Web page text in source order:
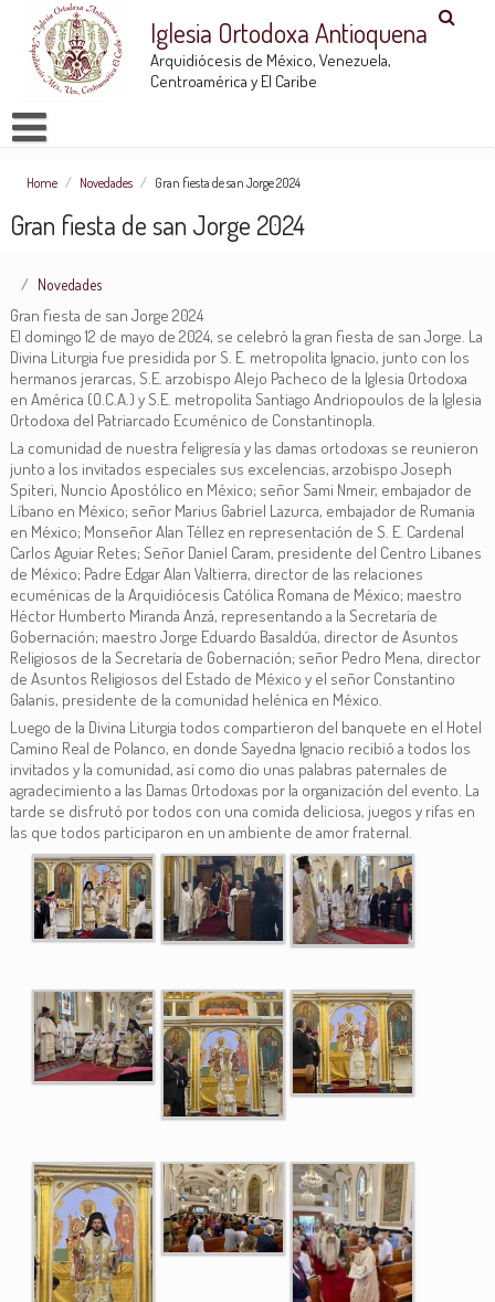
Iglesia Ortodoxa Antioquena
Arquidiócesis de México, Venezuela,
Centroamérica y El Caribe
Home / Novedades / Gran fiesta de san Jorge 2024
Gran fiesta de san Jorge 2024
Novedades
Gran fiesta de san Jorge 2024
El domingo 12 de mayo de 2024, se celebró la gran fiesta de san Jorge. La
Divina Liturgia fue presidida por S. E. metropolita Ignacio, junto con los
hermanos jerarcas, S.E. arzobispo Alejo Pacheco de la Iglesia Ortodoxa
en América (O.C.A.) y S.E. metropolita Santiago Andriopoulos de la Iglesia
Ortodoxa del Patriarcado Ecuménico de Constantinopla.
La comunidad de nuestra feligresía y las damas ortodoxas se reunieron
junto a los invitados especiales sus excelencias, arzobispo Joseph
Spiteri, Nuncio Apostólico en México; señor Sami Nmeir, embajador de
Líbano en México; señor Marius Gabriel Lazurca, embajador de Rumania
en México; Monseñor Alan Téllez en representación de S. E. Cardenal
Carlos Aguiar Retes; Señor Daniel Caram, presidente del Centro Libanes
de México; Padre Edgar Alan Valtierra, director de las relaciones
ecuménicas de la Arquidiócesis Católica Romana de México; maestro
Héctor Humberto Miranda Anzá, representando a la Secretaría de
Gobernación; maestro Jorge Eduardo Basaldúa, director de Asuntos
Religiosos de la Secretaría de Gobernación; señor Pedro Mena, director
de Asuntos Religiosos del Estado de México y el señor Constantino
Galanis, presidente de la comunidad helénica en México.
Luego de la Divina Liturgia todos compartieron del banquete en el Hotel
Camino Real de Polanco, en donde Sayedna Ignacio recibió a todos los
invitados y la comunidad, así como dio unas palabras paternales de
agradecimiento a las Damas Ortodoxas por la organización del evento. La
tarde se disfrutó por todos con una comida deliciosa, juegos y rifas en
las que todos participaron en un ambiente de amor fraternal.